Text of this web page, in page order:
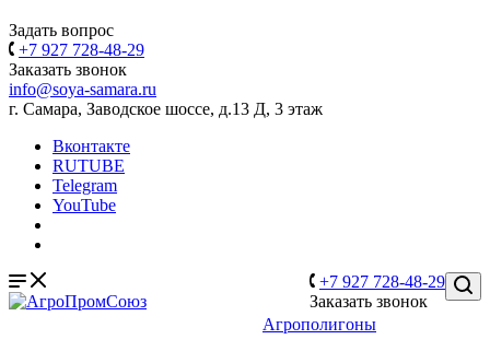
Задать вопрос
+7 927 728-48-29
Заказать звонок
info@soya-samara.ru
г. Самара, Заводское шоссе, д.13 Д, 3 этаж
Вконтакте
RUTUBE
Telegram
YouTube
+7 927 728-48-29
Заказать звонок
Агрополигоны